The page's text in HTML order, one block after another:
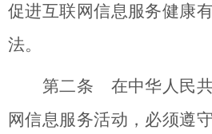
促进互联网信息服务健康
法。
第二条 在中华人民
网信息服务活动，必须遵